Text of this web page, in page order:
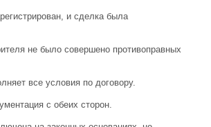
и сделка была
не было совершено противоправных
все условия по договору.
с обеих сторон.